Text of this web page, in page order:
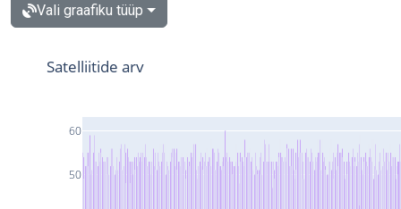
Vali graafiku tüüp
50
60
Satelliitide arv